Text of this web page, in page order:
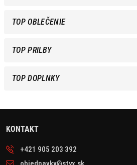
TOP OBLEČENIE
TOP PRILBY
TOP DOPLNKY
KONTAKT
+421 905 203 392